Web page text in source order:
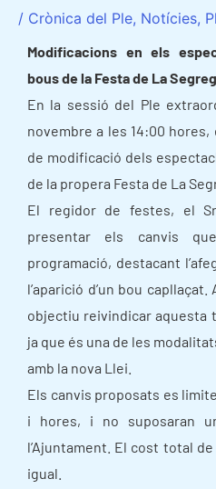
/ Crònica del Ple, Notícies,
Modificacions en els
bous de la Festa de La
En la sessió del Ple
novembre a les 14:00
de modificació dels
de la propera Festa de La
El regidor de festes, el
presentar els canvis
programació, destacant
l’aparició d’un bou
objectiu reivindicar
ja que és una de les
amb la nova Llei.
Els canvis proposats es
i hores, i no suposaran
l’Ajuntament. El cost total
igual.